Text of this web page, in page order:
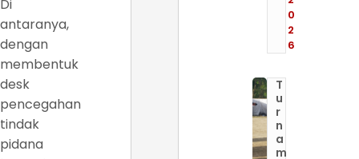
Di
antaranya,
dengan
membentuk
desk
pencegahan
tindak
pidana
0
2
6
T
u
r
n
a
m